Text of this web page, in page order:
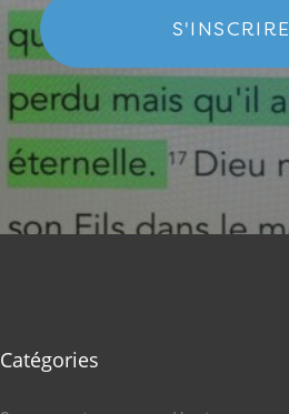
S'INSCRIRE
Catégories